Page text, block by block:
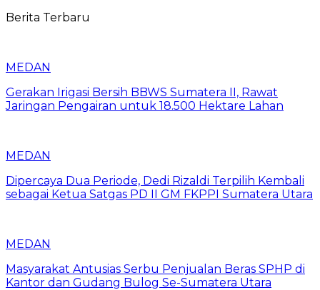
Berita Terbaru
MEDAN
Gerakan Irigasi Bersih BBWS Sumatera II, Rawat
Jaringan Pengairan untuk 18.500 Hektare Lahan
MEDAN
Dipercaya Dua Periode, Dedi Rizaldi Terpilih Kembali
sebagai Ketua Satgas PD II GM FKPPI Sumatera Utara
MEDAN
Masyarakat Antusias Serbu Penjualan Beras SPHP di
Kantor dan Gudang Bulog Se-Sumatera Utara